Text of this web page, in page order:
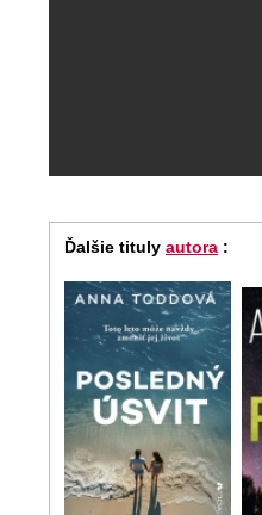
Ďalšie tituly autora :